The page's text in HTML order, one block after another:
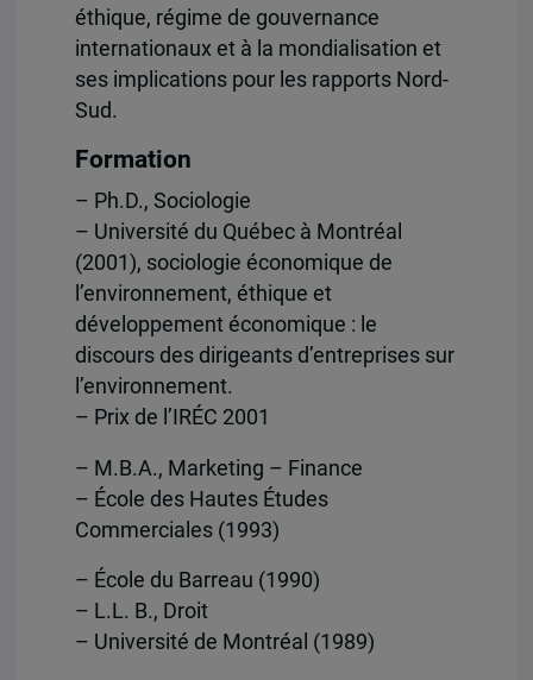
éthique, régime de gouvernance
internationaux et à la mondialisation et
ses implications pour les rapports Nord-
Sud.
Formation
– Ph.D., Sociologie
– Université du Québec à Montréal
(2001), sociologie économique de
l’environnement, éthique et
développement économique : le
discours des dirigeants d’entreprises sur
l’environnement.
– Prix de l’IRÉC 2001
– M.B.A., Marketing – Finance
– École des Hautes Études
Commerciales (1993)
– École du Barreau (1990)
– L.L. B., Droit
– Université de Montréal (1989)